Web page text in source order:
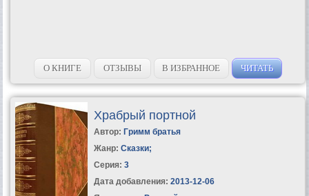
О КНИГЕ ОТЗЫВЫ В ИЗБРАННОЕ ЧИТАТЬ
Храбрый портной
Автор: Гримм братья
Жанр: Сказки;
Серия: 3
Дата добавления: 2013-12-06